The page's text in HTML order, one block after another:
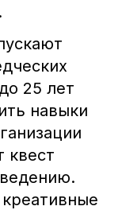
25 лет
навыки
квест